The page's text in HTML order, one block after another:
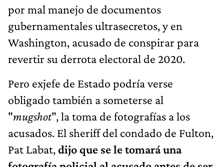
por mal manejo de documentos
gubernamentales ultrasecretos, y en
Washington, acusado de conspirar para
revertir su derrota electoral de 2020.
Pero exjefe de Estado podría verse
obligado también a someterse al
"mugshot", la toma de fotografías a los
acusados. El sheriff del condado de Fulton,
Pat Labat,dijo que se le tomará una